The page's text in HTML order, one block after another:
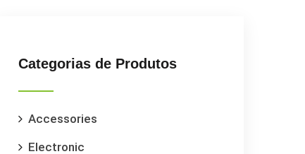
Categorias de Produtos
Accessories
Electronic